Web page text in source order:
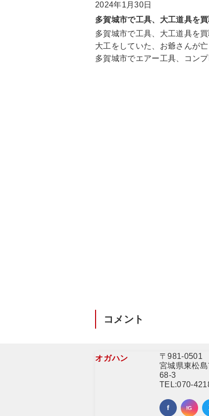
2024年1月30日
多賀城市で工具、大工道具を
多賀城市で工具、大工道具を
大工をしていた、お爺さんが
多賀城市でエアー工具、コン
コメント
オガハン
〒981-0501
宮城県東松
68-3
TEL:070-